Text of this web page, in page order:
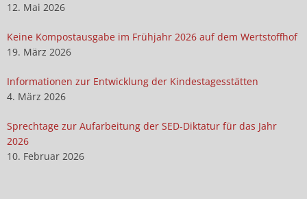
12. Mai 2026
Keine Kompostausgabe im Frühjahr 2026 auf dem Wertstoffhof
19. März 2026
Informationen zur Entwicklung der Kindestagesstätten
4. März 2026
Sprechtage zur Aufarbeitung der SED-Diktatur für das Jahr
2026
10. Februar 2026